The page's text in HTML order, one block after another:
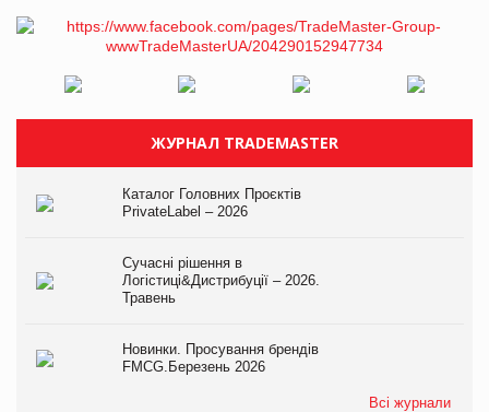
ЖУРНАЛ TRADEMASTER
Каталог Головних Проєктів
PrivateLabel – 2026
Сучасні рішення в
Логістиці&Дистрибуції – 2026.
Травень
Новинки. Просування брендів
FMCG.Березень 2026
Всі журнали